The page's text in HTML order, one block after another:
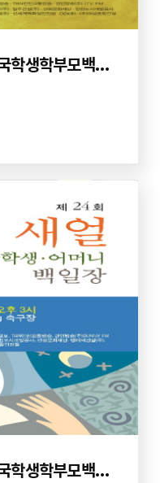
제25회(2010년) 새얼전국학생학부모백일장
제24회(2009년) 새얼전국학생학부모백일장